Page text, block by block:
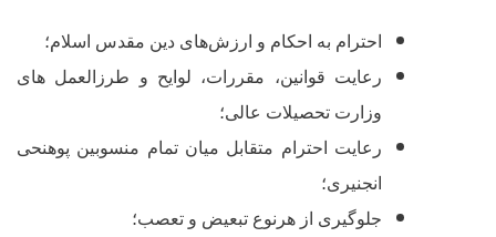
احترام به احکام و ارزش‌های دین مقدس اسلام؛
رعایت قوانین، مقررات، لوایح و طرزالعمل های
وزارت تحصیلات عالی؛
رعایت احترام متقابل میان تمام منسوبین پوهنحی
انجنیری؛
جلوگیری از هرنوع تبعیض و تعصب؛